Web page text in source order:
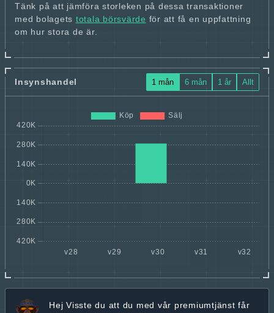
Tänk på att jämföra storleken på dessa transaktioner
med bolagets totala börsvärde för att få en uppfattning
om hur stora de är.
Insynshandel 1 mån 6 mån 1 år Allt
Hej Visste du att du med vår premiumtjänst får